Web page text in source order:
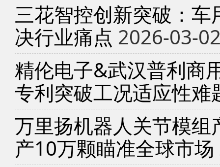
三花智控创新突破：
决行业痛点 2026-03-
精伦电子&武汉普利商
专利突破工况适应性难
万里扬机器人关节模
产10万颗瞄准全球市场